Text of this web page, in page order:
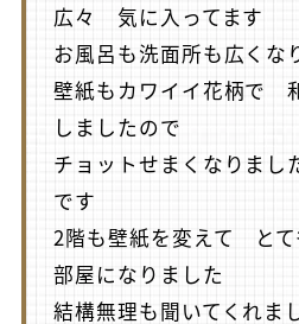
広々 気に入ってます
お風呂も洗面所も広くな
壁紙もカワイイ花柄で
しましたので
チョットせまくなりま
です
2階も壁紙を変えて とて
部屋になりました
結構無理も聞いてくれま